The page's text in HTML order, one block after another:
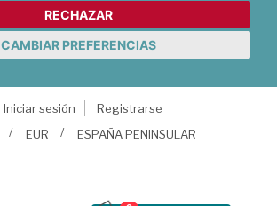
RECHAZAR
CAMBIAR PREFERENCIAS
Iniciar sesión
Registrarse
EUR ESPAÑA PENINSULAR